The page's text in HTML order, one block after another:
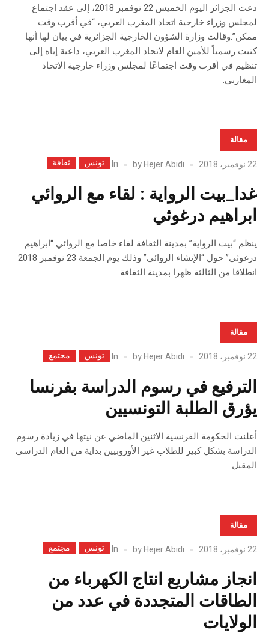
دعت الجزائر اليوم الخميس 22 نوفمبر 2018، إلى عقد اجتماع
لمجلس وزراء خارجية اتحاد المغرب العربي، “في أقرب وقت
ممكن”.وقالت وزارة الشؤون الخارجية الجزائرية في بيان لها أنها
كتبت رسمياً للأمين العام لاتحاد المغرب العربي، داعية إياه إلى
تنظيم في أقرب وقت اجتماعًا لمجلس وزراء خارجية الاتحاد
المغاربي.
مقالة
22 نوفمبر، 2018 byHejer Abidi
In تونس ثقافة
غدا_بيت الرواية : لقاء مع الروائي
ابراهيم درغوثي
ينظم “بيت الرواية” بمدينة الثقافة لقاء خاصا مع الروائي “ابراهيم
درغوثي” حول “الإنشاء الروائي” وذلك يوم الجمعة 23 نوفمبر 2018
انطلاقا من الثالثة ظهرا بمدينة الثقافة.
مقالة
22 نوفمبر، 2018 byHejer Abidi
In تونس مجتمع
الترفيع في رسوم الدراسة بفرنسا
يؤرق الطلبة التونسيين
أعلنت الحكومة الفرنسية الاثنين الماضي عن نيتها في زيادة رسوم
الدراسة بشكل كبير للطلاب غير الأوروبيين بداية من العام الدراسي
المقبل.
مقالة
22 نوفمبر، 2018 byHejer Abidi
In تونس مجتمع
انجاز مشاريع انتاج الكهرباء من
الطاقات المتجددة في عدد من
الولايات